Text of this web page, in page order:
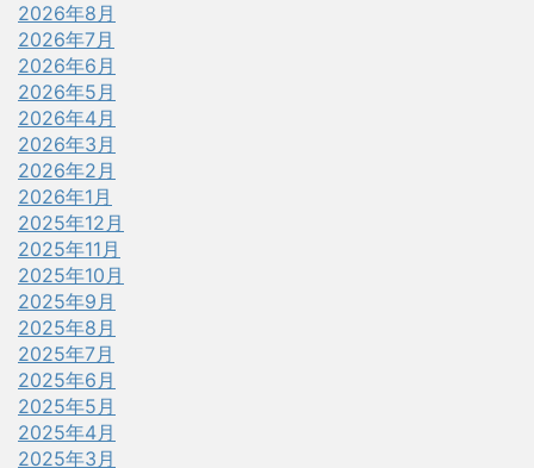
2026年8月
2026年7月
2026年6月
2026年5月
2026年4月
2026年3月
2026年2月
2026年1月
2025年12月
2025年11月
2025年10月
2025年9月
2025年8月
2025年7月
2025年6月
2025年5月
2025年4月
2025年3月